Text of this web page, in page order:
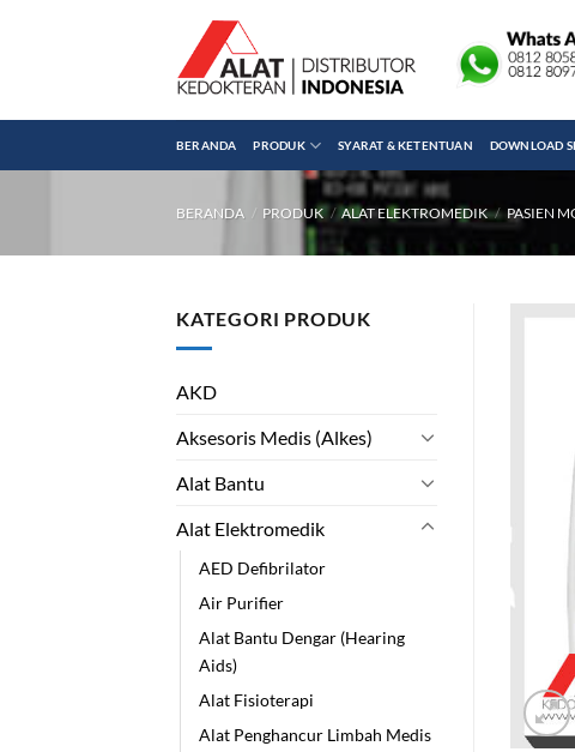
BERANDA PRODUK SYARAT & KETENTUAN DOWNLOAD
BERANDA / PRODUK / ALAT ELEKTROMEDIK / PASIEN
KATEGORI PRODUK
AKD
Aksesoris Medis (Alkes)
Alat Bantu
Alat Elektromedik
AED Defibrilator
Air Purifier
Alat Bantu Dengar (Hearing
Aids)
Alat Fisioterapi
Alat Penghancur Limbah Medis